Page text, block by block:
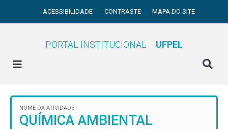
ACESSIBILIDADE CONTRASTE MAPA DO SITE
PORTAL INSTITUCIONAL UFPEL
NOME DA ATIVIDADE
QUÍMICA AMBIENTAL